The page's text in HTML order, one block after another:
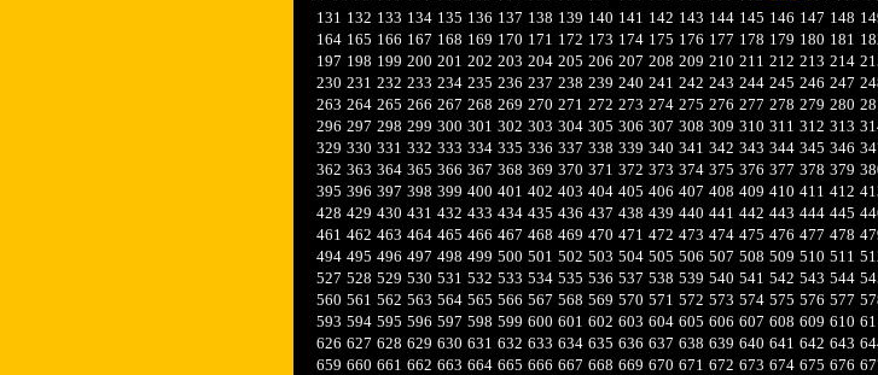
131 132 133 134 135 136 137 138 139 140 141 142 143 144 145 146 147 148
164 165 166 167 168 169 170 171 172 173 174 175 176 177 178 179 180 181
197 198 199 200 201 202 203 204 205 206 207 208 209 210 211 212 213 214
230 231 232 233 234 235 236 237 238 239 240 241 242 243 244 245 246 247
263 264 265 266 267 268 269 270 271 272 273 274 275 276 277 278 279 280
296 297 298 299 300 301 302 303 304 305 306 307 308 309 310 311 312 313
329 330 331 332 333 334 335 336 337 338 339 340 341 342 343 344 345 346
362 363 364 365 366 367 368 369 370 371 372 373 374 375 376 377 378 379
395 396 397 398 399 400 401 402 403 404 405 406 407 408 409 410 411 412
428 429 430 431 432 433 434 435 436 437 438 439 440 441 442 443 444 445
461 462 463 464 465 466 467 468 469 470 471 472 473 474 475 476 477 478
494 495 496 497 498 499 500 501 502 503 504 505 506 507 508 509 510 511
527 528 529 530 531 532 533 534 535 536 537 538 539 540 541 542 543 544
560 561 562 563 564 565 566 567 568 569 570 571 572 573 574 575 576 577
593 594 595 596 597 598 599 600 601 602 603 604 605 606 607 608 609 610
626 627 628 629 630 631 632 633 634 635 636 637 638 639 640 641 642 643
659 660 661 662 663 664 665 666 667 668 669 670 671 672 673 674 675 676